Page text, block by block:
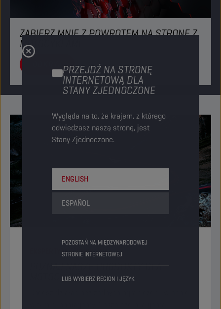
PRZEJDŹ NA STRONĘ
INTERNETOWĄ DLA
STANY ZJEDNOCZONE
Wygląda na to, że krajem, z którego
odwiedzasz naszą stronę, jest
Stany Zjednoczone.
ENGLISH
ESPAÑOL
POZOSTAŃ NA MIĘDZYNARODOWEJ
STRONIE INTERNETOWEJ
LUB WYBIERZ REGION I JĘZYK
ZABIERZ MNIE Z POWROTEM NA STRONĘ Z
MOTOCYKLAMI
EKSPERTYZA TECHNICZNA
MOTOCYKLÓW